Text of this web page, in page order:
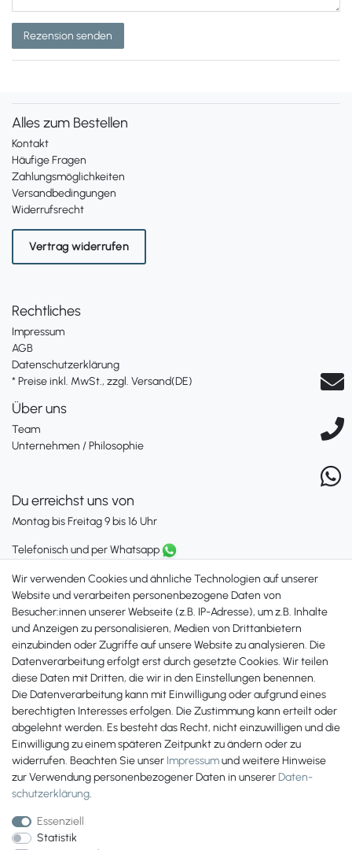
Rezension senden
Alles zum Bestellen
Kontakt
Häufige Fragen
Zahlungsmöglichkeiten
Versandbedingungen
Widerrufsrecht
Vertrag widerrufen
Rechtliches
Impressum
AGB
Datenschutzerklärung
* Preise inkl. MwSt., zzgl. Versand(DE)
Über uns
Team
Unternehmen / Philosophie
Du erreichst uns von
Montag bis Freitag 9 bis 16 Uhr
Telefonisch und per Whatsapp
+49 561 287 907 84
Zahlungsmöglichkeiten
Wir verwenden Cookies und ähnliche Technologien auf unserer
Website und verarbeiten personenbezogene Daten von
Besucher:innen unserer Webseite (z.B. IP-Adresse), um z.B. Inhalte
und Anzeigen zu personalisieren, Medien von Drittanbietern
einzubinden oder Zugriffe auf unsere Website zu analysieren. Die
Datenverarbeitung erfolgt erst durch gesetzte Cookies. Wir teilen
diese Daten mit Dritten, die wir in den Einstellungen benennen.
Die Datenverarbeitung kann mit Einwilligung oder aufgrund eines
berechtigten Interesses erfolgen. Die Zustimmung kann erteilt oder
abgelehnt werden. Es besteht das Recht, nicht einzuwilligen und die
Einwilligung zu einem späteren Zeitpunkt zu ändern oder zu
widerrufen. Beachten Sie unser Impressumund weitere Hinweise
zur Verwendung personenbezogener Daten in unsererDaten­
schutz­erklärung.
Essenziell
Statistik